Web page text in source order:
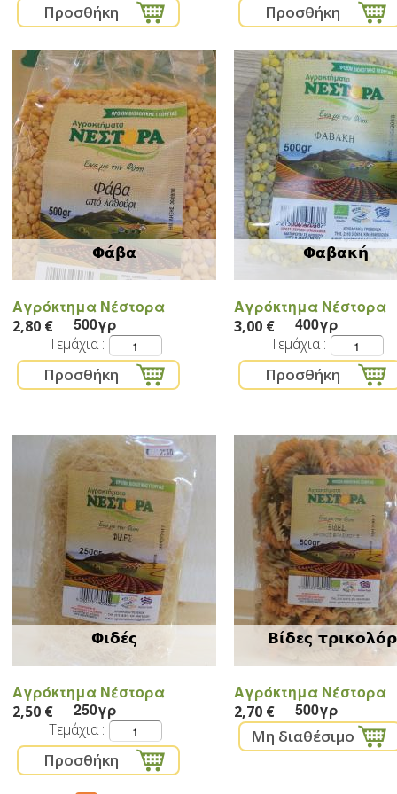
Φάβα
Αγρόκτημα Νέστορα
2,80 € 500γρ
Τεμάχια
Φαβακή
Αγρόκτημα Νέστορα
3,00 € 400γρ
Τεμάχια
Φιδές
Αγρόκτημα Νέστορα
2,50 € 250γρ
Τεμάχια
Βίδες
Αγρόκτημα Νέστορα
2,70 € 500γρ